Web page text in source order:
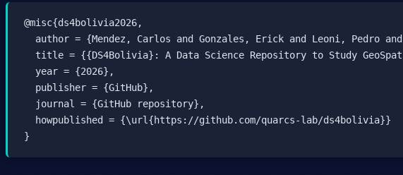
@misc{ds4bolivia2026,
author = {Mendez, Carlos and Gonzales, Erick and Leoni, Pedro
title = {{DS4Bolivia}: A Data Science Repository to Study
  year = {2026},
  publisher = {GitHub},
  journal = {GitHub repository},
  howpublished = {\url{https://github.com/quarcs-lab/ds4bolivia}}